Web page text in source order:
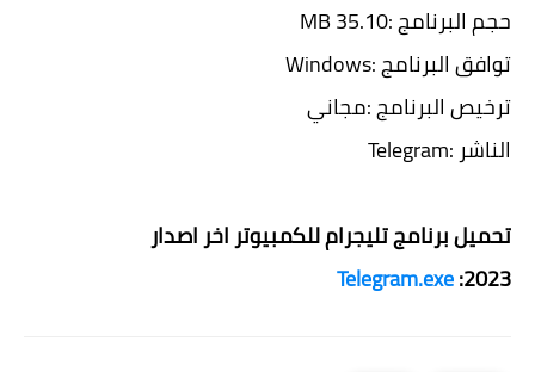
حجم البرنامج :35.10 MB
توافق البرنامج :Windows
ترخيص البرنامج :مجاني
الناشر :Telegram
تحميل برنامج تليجرام للكمبيوتر اخر اصدار
2023:
Telegram.exe